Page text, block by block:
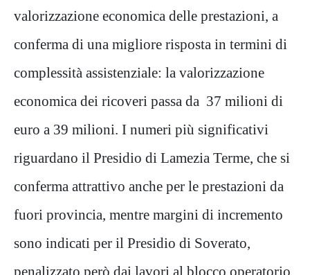
valorizzazione economica delle prestazioni, a
conferma di una migliore risposta in termini di
complessità assistenziale: la valorizzazione
economica dei ricoveri passa da 37 milioni di
euro a 39 milioni. I numeri più significativi
riguardano il Presidio di Lamezia Terme, che si
conferma attrattivo anche per le prestazioni da
fuori provincia, mentre margini di incremento
sono indicati per il Presidio di Soverato,
penalizzato però dai lavori al blocco operatorio